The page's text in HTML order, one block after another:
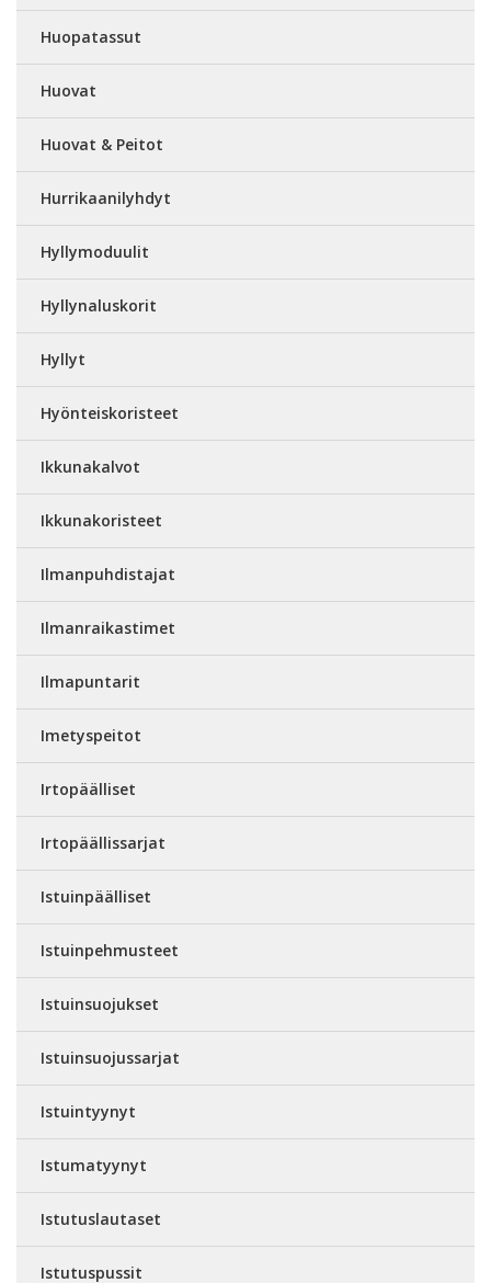
Huopatassut
Huovat
Huovat & Peitot
Hurrikaanilyhdyt
Hyllymoduulit
Hyllynaluskorit
Hyllyt
Hyönteiskoristeet
Ikkunakalvot
Ikkunakoristeet
Ilmanpuhdistajat
Ilmanraikastimet
Ilmapuntarit
Imetyspeitot
Irtopäälliset
Irtopäällissarjat
Istuinpäälliset
Istuinpehmusteet
Istuinsuojukset
Istuinsuojussarjat
Istuintyynyt
Istumatyynyt
Istutuslautaset
Istutuspussit